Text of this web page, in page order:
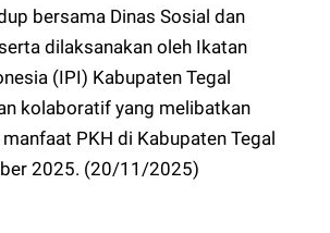
bersama Dinas Sosial dan
dilaksanakan oleh Ikatan
(IPI) Kabupaten Tegal
kolaboratif yang melibatkan
PKH di Kabupaten Tegal
2025. (20/11/2025)